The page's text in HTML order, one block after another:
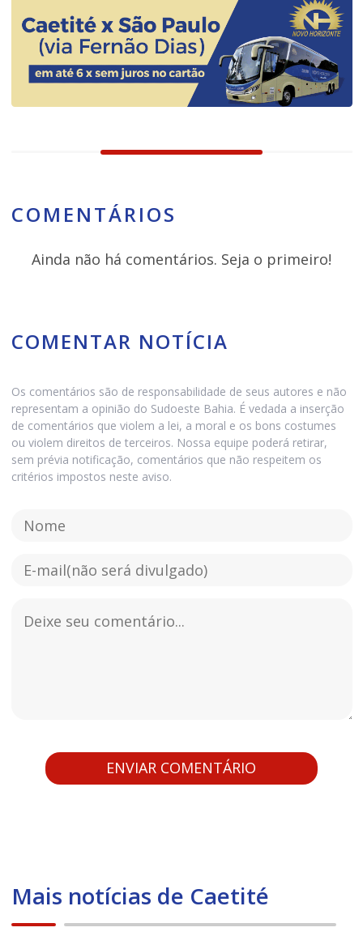
COMENTÁRIOS
Ainda não há comentários. Seja o primeiro!
COMENTAR NOTÍCIA
Os comentários são de responsabilidade de seus autores e não
representam a opinião do Sudoeste Bahia. É vedada a inserção
de comentários que violem a lei, a moral e os bons costumes
ou violem direitos de terceiros. Nossa equipe poderá retirar,
sem prévia notificação, comentários que não respeitem os
critérios impostos neste aviso.
Mais notícias de Caetité